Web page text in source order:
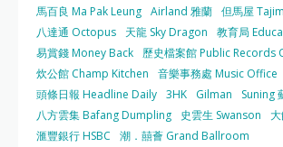
馬百良 Ma Pak Leung Airland 雅蘭 但馬屋
八達通 Octopus 天龍 Sky Dragon
教育局
易賞錢 Money Back 歷史檔案館 Public Records
炊公館 Champ Kitchen
音樂事務處 Music Office
頭條日報 Headline Daily 3HK Gilman
Suning
八方雲集 Bafang Dumpling 史雲生 Swanson
滙豐銀行 HSBC
潮．囍薈 Grand Ballroom